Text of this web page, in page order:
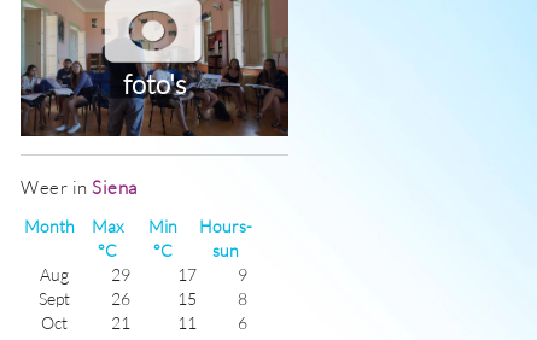
foto's
Weer inSiena
Month
Max
°C
Min
°C
Hours-
sun
Aug
29 17
9
Sept
26 15
8
Oct
21 11
6